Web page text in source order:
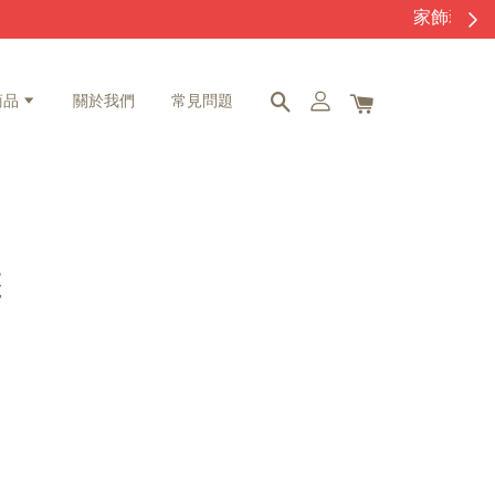
品 關於我們 常見問題